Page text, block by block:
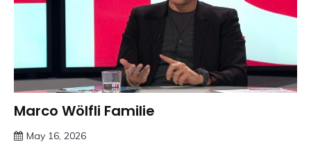
Trends
Marco Wölfli Familie
May 16, 2026